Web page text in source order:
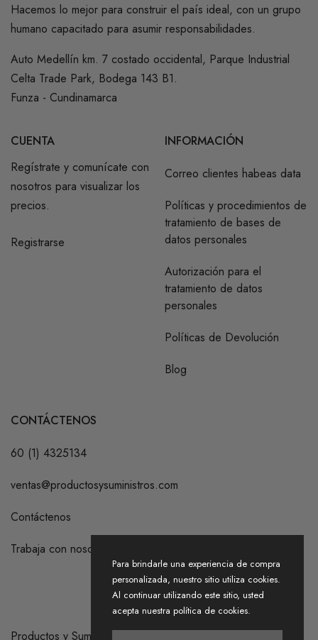
Hacemos lo mejor para construir el país ideal, con un grupo
humano capacitado para asumir responsabilidades.
Auto Medellín km. 7 costado occidental, Parque Industrial
Celta Trade Park, Bodega 143 B1.
Funza - Cundinamarca
CUENTA
Regístrate y comunícate con
nosotros para visualizar los
precios.
Registrarse
INFORMACIÓN
Correo clientes habeas data
Políticas y procedimientos de
tratamiento de bases de
datos personales
Autorización para el
tratamiento de datos
personales
Políticas de Devolución
Blog
CONTÁCTENOS
60 (1) 4325134
ventas@productosysuministros.com
Contáctenos
Trabaja con nosotros
Productos y Suministros S.A.S. 2026
Para brindarle una experiencia de compra
personalizada, nuestro sitio utiliza cookies.
Al continuar utilizando este sitio, usted
acepta nuestra política de cookies.